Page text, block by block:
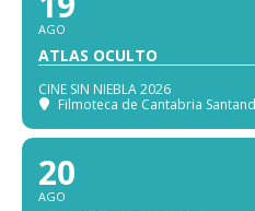
AGO
ATLAS OCULTO
CINE SIN NIEBLA 2026
Filmoteca de Cantabria
20
AGO